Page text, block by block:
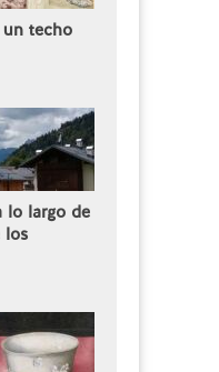
techo
lo largo de
los